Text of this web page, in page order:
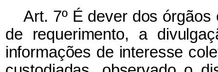
Art. 7º É dever dos
de requerimento, a
informações de interesse